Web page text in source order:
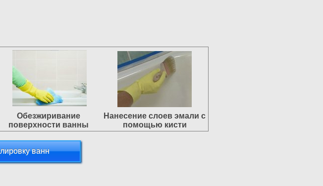
Обезжиривание
поверхности ванны
Нанесение слоев эмали с
помощью кисти
ванн